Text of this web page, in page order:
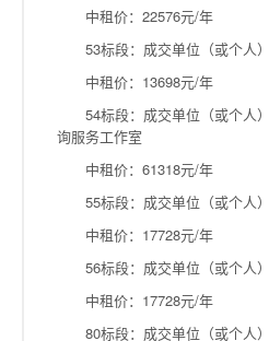
中租价：22576元/年
53标段：成交单位（或个人
中租价：13698元/年
54标段：成交单位（或个人
询服务工作室
中租价：61318元/年
55标段：成交单位（或个人
中租价：17728元/年
56标段：成交单位（或个人
中租价：17728元/年
80标段：成交单位（或个人